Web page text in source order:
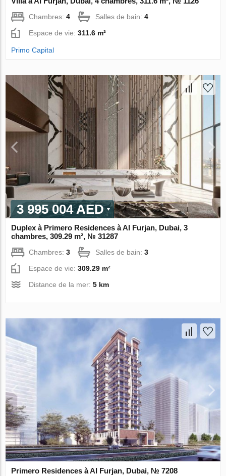
Chambres:4 Salles de bain:4
Espace de vie:311.6 m²
Primo Capital
3 995 004 AED
Duplex à Primero Residences à Al Furjan, Dubai, 3
chambres, 309.29 m², № 31287
Chambres:3 Salles de bain:3
Espace de vie:309.29 m²
Distance de la mer:5 km
Primero Residences à Al Furjan, Dubai, № 7208